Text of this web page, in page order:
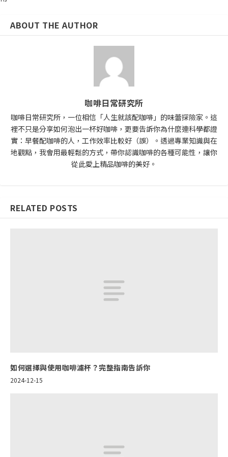
ABOUT THE AUTHOR
咖啡日常研究所
咖啡日常研究所，一位相信「人生就該配咖啡」的味蕾探險家。這
裡不只是分享如何泡出一杯好咖啡，更要告訴你為什麼連科學都證
實：早餐配咖啡的人，工作效率比較好（誤）。透過專業知識與在
地觀點，我會用最輕鬆的方式，帶你認識咖啡的各種可能性，讓你
從此愛上精品咖啡的美好。
RELATED POSTS
如何選擇與使用咖啡濾杯？完整指南告訴你
2024-12-15